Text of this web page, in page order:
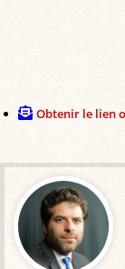
Obtenir le lien